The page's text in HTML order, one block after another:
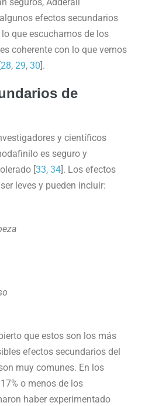
efectos secundarios
que escuchamos de los
coherente con lo que vemos
28, 29, 30].
de
y científicos
es seguro y
[33, 34]. Los efectos
leves y pueden incluir:
que estos son los más
efectos secundarios del
muy comunes. En los
o menos de los
haber experimentado